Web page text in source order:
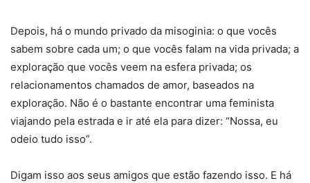
Depois, há o mundo privado da misoginia: o que vocês
sabem sobre cada um; o que vocês falam na vida privada; a
exploração que vocês veem na esfera privada; os
relacionamentos chamados de amor, baseados na
exploração. Não é o bastante encontrar uma feminista
viajando pela estrada e ir até ela para dizer: “Nossa, eu
odeio tudo isso”.
Digam isso aos seus amigos que estão fazendo isso. E há